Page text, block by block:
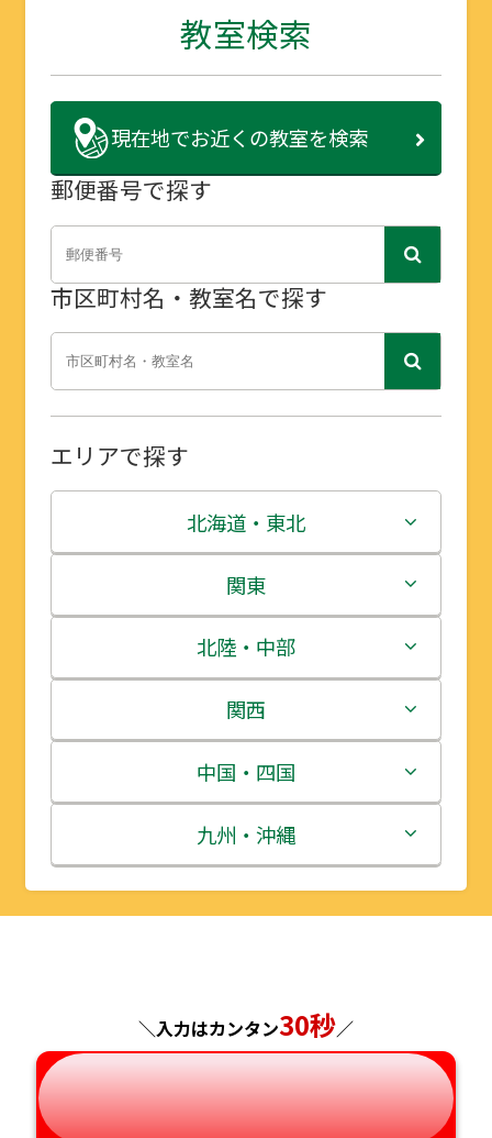
教室検索
現在地でお近くの教室を検索
郵便番号で探す
市区町村名・教室名で探す
エリアで探す
北海道・東北
北海道
青森県
岩手県
宮城県
秋田県
山形県
関東
茨城県
栃木県
群馬県
埼玉県
千葉県
神奈川県
北陸・中部
新潟県
富山県
石川県
福井県
岐阜県
関西
三重県
滋賀県
京都府
兵庫県
奈良県
中国・四国
鳥取県
島根県
広島県
山口県
九州・沖縄
福岡県
長崎県
熊本県
＼入力はカンタン30秒／